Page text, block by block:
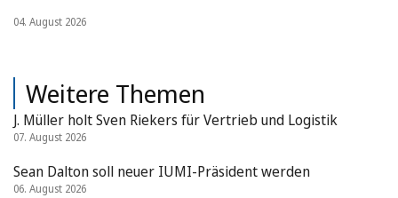
04. August 2026
Weitere Themen
J. Müller holt Sven Riekers für Vertrieb und Logistik
07. August 2026
Sean Dalton soll neuer IUMI-Präsident werden
06. August 2026